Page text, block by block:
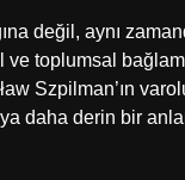
değil, aynı
ve toplumsal
Szpilman’ın
daha derin bir